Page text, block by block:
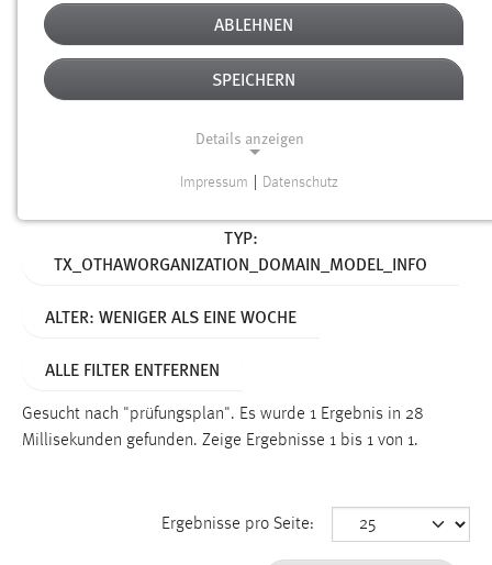
Erstellungsdatum
Alter
TYP:
TX_OTHAWORGANIZATION_DOMAIN_MODEL_INFO
ALTER: WENIGER ALS EINE WOCHE
ALLE FILTER ENTFERNEN
Gesucht nach "prüfungsplan". Es wurde 1 Ergebnis in 28
Millisekunden gefunden. Zeige Ergebnisse 1 bis 1 von 1.
Ergebnisse pro Seite:
ABLEHNEN
SPEICHERN
Details anzeigen
Notwendige Cookies ermöglichen grundlegende
Funktionen und sind für die einwandfreie Funktion der
cookie_consent
Zweck:
Cookie Laufzeit:
Impressum Datenschutz